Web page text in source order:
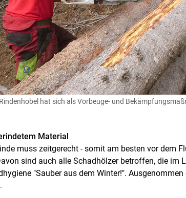
hat sich als Vorbeuge- und
Material
muss zeitgerecht - somit am besten vor dem
sind auch alle Schadhölzer betroffen, die im
"Sauber aus dem Winter!".